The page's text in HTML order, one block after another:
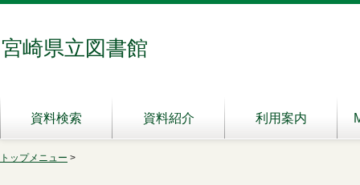
宮崎県立図書館
資料検索 資料紹介 利用案内
トップメニュー >